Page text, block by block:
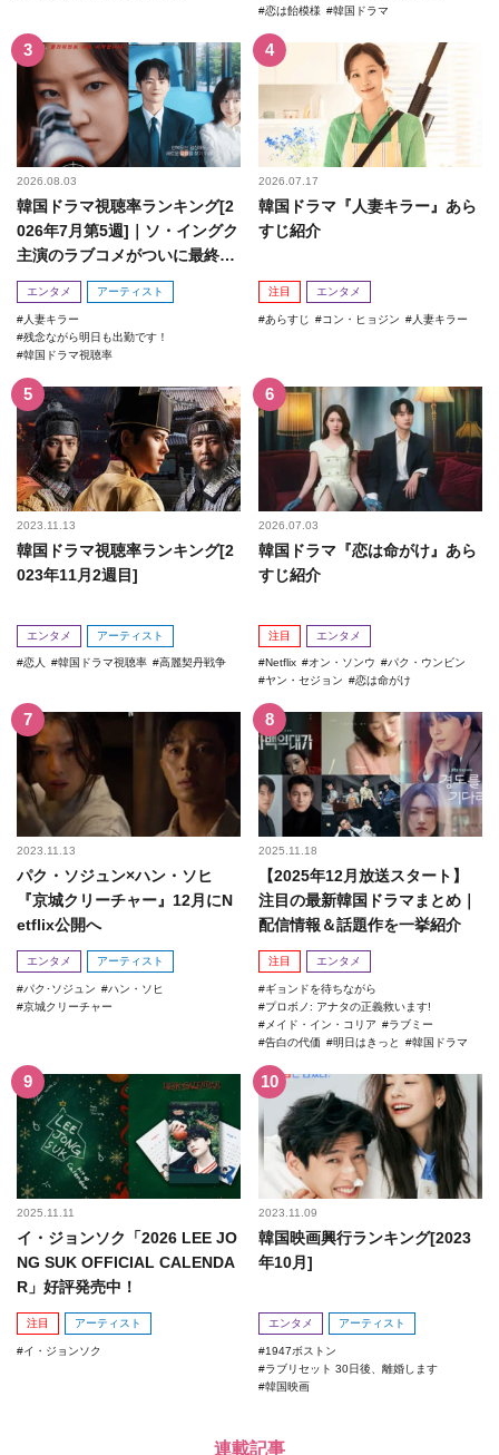
恋は飴模様
韓国ドラマ
2026.08.03
韓国ドラマ視聴率ランキング[2
026年7月第5週]｜ソ・イングク
主演のラブコメがついに最終
回！
エンタメ アーティスト
人妻キラー
残念ながら明日も出勤です！
韓国ドラマ視聴率
2026.07.17
韓国ドラマ『人妻キラー』あら
すじ紹介
注目 エンタメ
あらすじ コン・ヒョジン 人妻キラー
2023.11.13
韓国ドラマ視聴率ランキング[2
023年11月2週目]
エンタメ アーティスト
恋人 韓国ドラマ視聴率 高麗契丹戦争
2026.07.03
韓国ドラマ『恋は命がけ』あら
すじ紹介
注目 エンタメ
Netflix オン・ソンウ
パク・ウンビン
ヤン・セジョン
恋は命がけ
2023.11.13
パク・ソジュン×ハン・ソヒ
『京城クリーチャー』12月にN
etflix公開へ
エンタメ アーティスト
パク･ソジュン
ハン・ソヒ
京城クリーチャー
2025.11.18
【2025年12月放送スタート】
注目の最新韓国ドラマまとめ｜
配信情報＆話題作を一挙紹介
注目 エンタメ
ギョンドを待ちながら
プロボノ: アナタの正義救います!
メイド・イン・コリア
ラブミー
告白の代価
明日はきっと 韓国ドラマ
2025.11.11
イ・ジョンソク「2026 LEE JO
NG SUK OFFICIAL CALENDA
R」好評発売中！
注目 アーティスト
イ・ジョンソク
2023.11.09
韓国映画興行ランキング[2023
年10月]
エンタメ アーティスト
1947ボストン
ラブリセット 30日後、離婚します
韓国映画
連載記事